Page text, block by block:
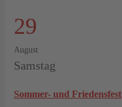
29
August
Samstag
Sommer- und Friedensfest